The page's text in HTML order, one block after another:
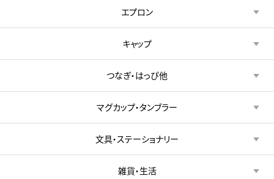
エプロン
キャップ
つなぎ・はっぴ他
マグカップ・タンブラー
文具・ステーショナリー
雑貨・生活